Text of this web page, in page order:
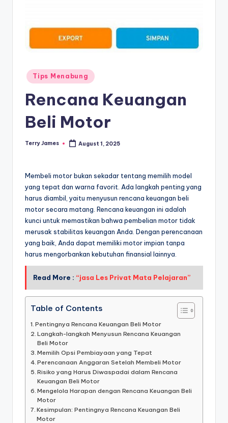
Posted
in
Tips Menabung
Rencana Keuangan
Beli Motor
Posted
Terry James August 1, 2025
Membeli motor bukan sekadar tentang memilih model
yang tepat dan warna favorit. Ada langkah penting yang
harus diambil, yaitu menyusun rencana keuangan beli
motor secara matang. Rencana keuangan ini adalah
kunci untuk memastikan bahwa pembelian motor tidak
merusak stabilitas keuangan Anda. Dengan perencanaan
yang baik, Anda dapat memiliki motor impian tanpa
harus mengorbankan kebutuhan finansial lainnya.
Read More : “jasa Les Privat Mata Pelajaran”
Table of Contents
Pentingnya Rencana Keuangan Beli Motor
Langkah-langkah Menyusun Rencana Keuangan
Beli Motor
Memilih Opsi Pembiayaan yang Tepat
Perencanaan Anggaran Setelah Membeli Motor
Risiko yang Harus Diwaspadai dalam Rencana
Keuangan Beli Motor
Mengelola Harapan dengan Rencana Keuangan Beli
Motor
Kesimpulan: Pentingnya Rencana Keuangan Beli
Motor